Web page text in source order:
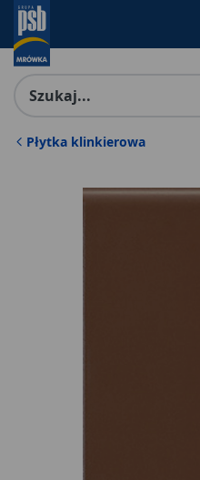
Płytka klinkierowa